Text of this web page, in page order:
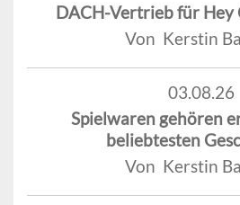
DACH-Vertrieb für Hey
Von Kerstin
03.08.26
Spielwaren gehören
beliebtesten
Von Kerstin